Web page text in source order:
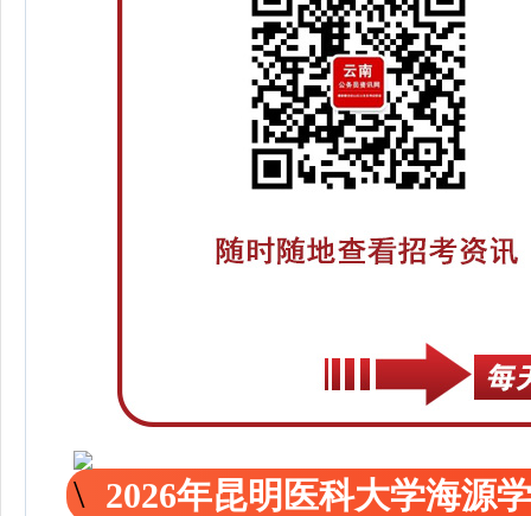
2026年昆明医科大学海源